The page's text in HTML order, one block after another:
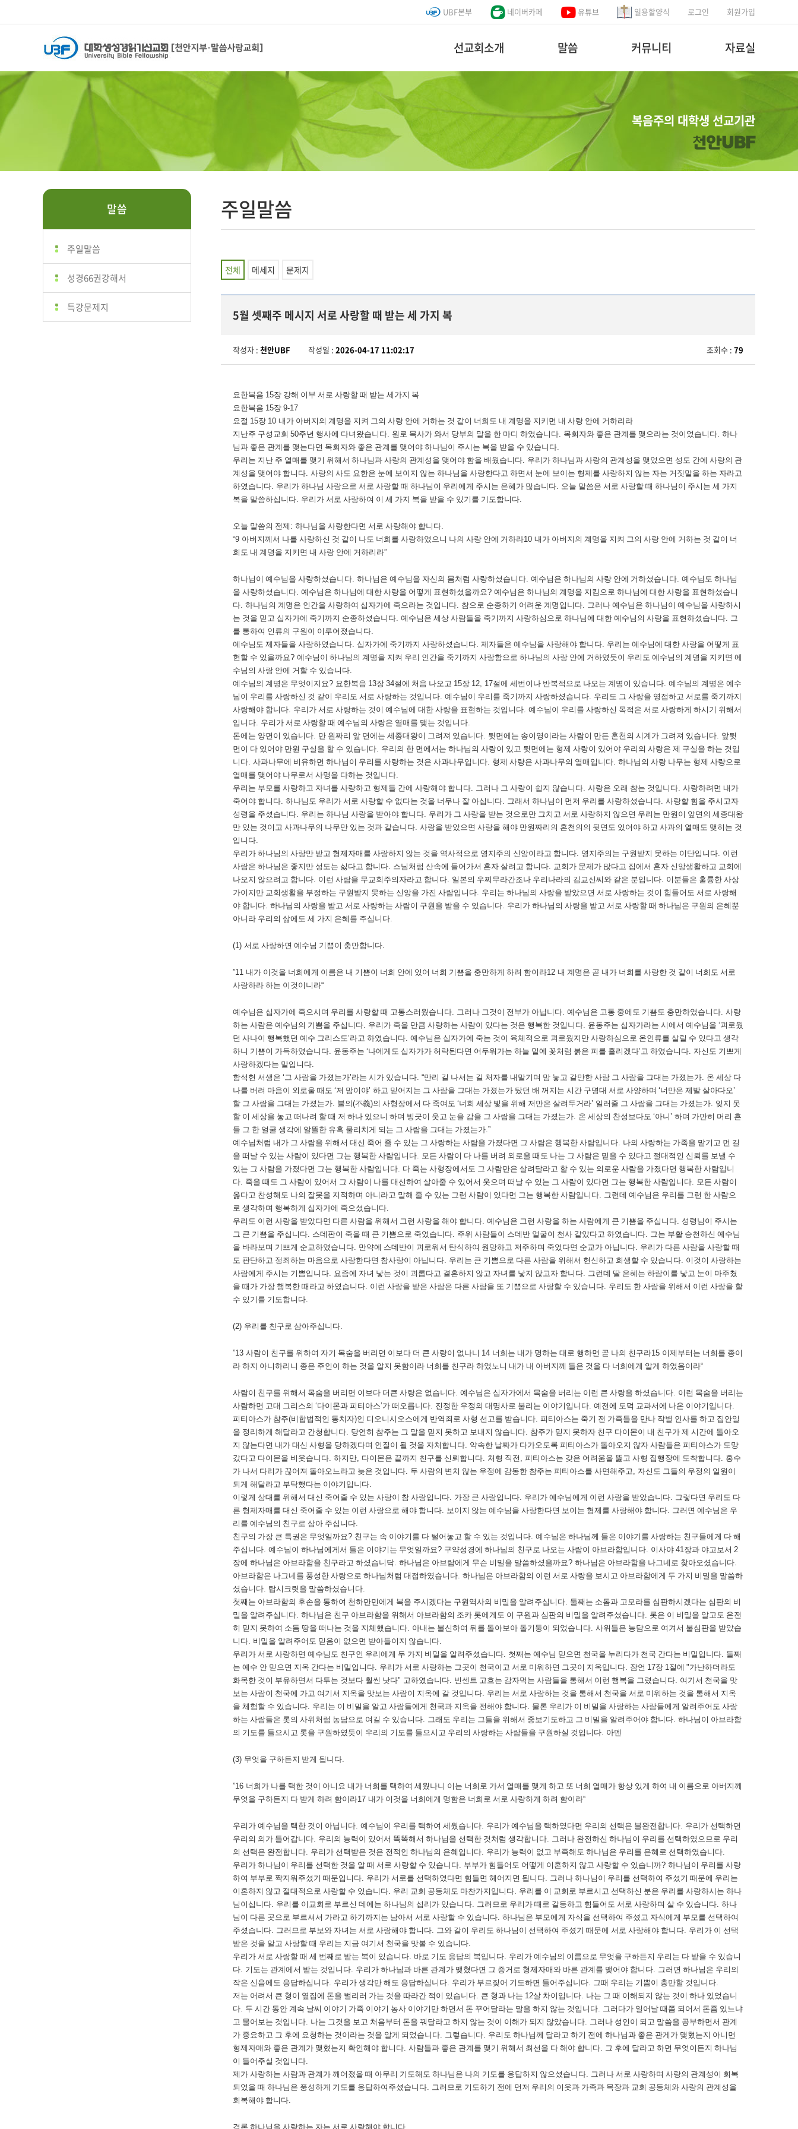
UBF본부 네이버카페 유튜브 일용할양식 로그인 회원가입
선교회소개 말씀 커뮤니티 자료실
복음주의 대학생 선교기관
천안UBF
말씀
주일말씀
성경66권강해서
특강문제지
주일말씀
전체 메세지 문제지
5월 셋째주 메시지 서로 사랑할 때 받는 세 가지 복
작성자 : 천안UBF 작성일 : 2026-04-17 11:02:17 조회수 : 79
요한복음 15장 강해 이부 서로 사랑할 때 받는 세가지 복
요한복음 15장 9-17
요절 15장 10 내가 아버지의 계명을 지켜 그의 사랑 안에 거하는 것 같이 너희도 내 계명을 지키면 내 사랑 안에 거하리라
지난주 구성교회 50주년 행사에 다녀왔습니다. 원로 목사가 와서 당부의 말을 한 마디 하였습니다. 목회자와 좋은 관계를 맺으라는 것이었습니다. 하나
님과 좋은 관계를 맺는다면 목회자와 좋은 관계를 맺어야 하나님이 주시는 복을 받을 수 있습니다.
우리는 지난 주 열매를 맺기 위해서 하나님과 사랑의 관계성을 맺어야 함을 배웠습니다. 우리가 하나님과 사랑의 관계성을 맺었으면 성도 간에 사랑의 관
계성을 맺어야 합니다. 사랑의 사도 요한은 눈에 보이지 않는 하나님을 사랑한다고 하면서 눈에 보이는 형제를 사랑하지 않는 자는 거짓말을 하는 자라고
하였습니다. 우리가 하나님 사랑으로 서로 사랑할 때 하나님이 우리에게 주시는 은혜가 많습니다. 오늘 말씀은 서로 사랑할 때 하나님이 주시는 세 가지
복을 말씀하십니다. 우리가 서로 사랑하여 이 세 가지 복을 받을 수 있기를 기도합니다.
오늘 말씀의 전제 : 하나님을 사랑한다면 서로 사랑해야 합니다.
“9 아버지께서 나를 사랑하신 것 같이 나도 너희를 사랑하였으니 나의 사랑 안에 거하라10 내가 아버지의 계명을 지켜 그의 사랑 안에 거하는 것 같이 너
희도 내 계명을 지키면 내 사랑 안에 거하리라”
하나님이 예수님을 사랑하셨습니다. 하나님은 예수님을 자신의 몸처럼 사랑하셨습니다. 예수님은 하나님의 사랑 안에 거하셨습니다. 예수님도 하나님
을 사랑하셨습니다. 예수님은 하나님에 대한 사랑을 어떻게 표현하셨을까요? 예수님은 하나님의 계명을 지킴으로 하나님에 대한 사랑을 표현하셨습니
다. 하나님의 계명은 인간을 사랑하여 십자가에 죽으라는 것입니다. 참으로 순종하기 어려운 계명입니다. 그러나 예수님은 하나님이 예수님을 사랑하시
는 것을 믿고 십자가에 죽기까지 순종하셨습니다. 예수님은 세상 사람들을 죽기까지 사랑하심으로 하나님에 대한 예수님의 사랑을 표현하셨습니다. 그
를 통하여 인류의 구원이 이루어졌습니다.
예수님도 제자들을 사랑하였습니다. 십자가에 죽기까지 사랑하셨습니다. 제자들은 예수님을 사랑해야 합니다. 우리는 예수님에 대한 사랑을 어떻게 표
현할 수 있을까요? 예수님이 하나님의 계명을 지켜 우리 인간을 죽기까지 사랑함으로 하나님의 사랑 안에 거하였듯이 우리도 예수님의 계명을 지키면 에
수님의 사랑 안에 거할 수 있습니다.
예수님의 계명은 무엇이지요? 요한복음 13장 34절에 처음 나오고 15장 12, 17절에 세번이나 반복적으로 나오는 계명이 있습니다. 예수님의 계명은 예수
님이 우리를 사랑하신 것 같이 우리도 서로 사랑하는 것입니다. 예수님이 우리를 죽기까지 사랑하셨습니다. 우리도 그 사랑을 영접하고 서로를 죽기까지
사랑해야 합니다. 우리가 서로 사랑하는 것이 예수님에 대한 사랑을 표현하는 것입니다. 예수님이 우리를 사랑하신 목적은 서로 사랑하게 하시기 위해서
입니다. 우리가 서로 사랑할 때 예수님의 사랑은 열매를 맺는 것입니다.
돈에는 양면이 있습니다. 만 원짜리 앞 면에는 세종대왕이 그려져 있습니다. 뒷면에는 송이영이라는 사람이 만든 혼천의 시계가 그려져 있습니다. 앞뒷
면이 다 있어야 만원 구실을 할 수 있습니다. 우리의 한 면에서는 하나님의 사랑이 있고 뒷면에는 형제 사랑이 있어야 우리의 사랑은 제 구실을 하는 것입
니다. 사과나무에 비유하면 하나님이 우리를 사랑하는 것은 사과나무입니다. 형제 사랑은 사과나무의 열매입니다. 하나님의 사랑 나무는 형제 사랑으로
열매를 맺어야 나무로서 사명을 다하는 것입니다.
우리는 부모를 사랑하고 자녀를 사랑하고 형제들 간에 사랑해야 합니다. 그러나 그 사랑이 쉽지 않습니다. 사랑은 오래 참는 것입니다. 사랑하려면 내가
죽어야 합니다. 하나님도 우리가 서로 사랑할 수 없다는 것을 너무나 잘 아십니다. 그래서 하나님이 먼저 우리를 사랑하셨습니다. 사랑할 힘을 주시고자
성령을 주셨습니다. 우리는 하나님 사랑을 받아야 합니다. 우리가 그 사랑을 받는 것으로만 그치고 서로 사랑하지 않으면 우리는 만원이 앞면의 세종대왕
만 있는 것이고 사과나무의 나무만 있는 것과 같습니다. 사랑을 받았으면 사랑을 해야 만원짜리의 혼천의의 뒷면도 있어야 하고 사과의 열매도 맺히는 것
입니다.
우리가 하나님의 사랑만 받고 형제자매를 사랑하지 않는 것을 역사적으로 영지주의 신앙이라고 합니다. 영지주의는 구원받지 못하는 이단입니다. 이런
사람은 하나님은 좋지만 성도는 싫다고 합니다. 스님처럼 산속에 들어가서 혼자 살려고 합니다. 교회가 문제가 많다고 집에서 혼자 신앙생활하고 교회에
나오지 않으려고 합니다. 이런 사람을 무교회주의자라고 합니다. 일본의 우찌무라간조나 우리나라의 김교신씨와 같은 분입니다. 이분들은 훌륭한 사상
가이지만 교회생활을 부정하는 구원받지 못하는 신앙을 가진 사람입니다. 우리는 하나님의 사랑을 받았으면 서로 사랑하는 것이 힘들어도 서로 사랑해
야 합니다. 하나님의 사랑을 받고 서로 사랑하는 사람이 구원을 받을 수 있습니다. 우리가 하나님의 사랑을 받고 서로 사랑할 때 하나님은 구원의 은혜뿐
아니라 우리의 삶에도 세 가지 은혜를 주십니다.
(1) 서로 사랑하면 예수님 기쁨이 충만합니다.
”11 내가 이것을 너희에게 이름은 내 기쁨이 너희 안에 있어 너희 기쁨을 충만하게 하려 함이라12 내 계명은 곧 내가 너희를 사랑한 것 같이 너희도 서로
사랑하라 하는 이것이니라“
예수님은 십자가에 죽으시며 우리를 사랑할 때 고통스러웠습니다. 그러나 그것이 전부가 아닙니다. 예수님은 고통 중에도 기쁨도 충만하였습니다. 사랑
하는 사람은 예수님의 기쁨을 주십니다. 우리가 죽을 만큼 사랑하는 사람이 있다는 것은 행복한 것입니다. 윤동주는 십자가라는 시에서 예수님을 ‘괴로웠
던 사나이 행복했던 예수 그리스도’라고 하였습니다. 예수님은 십자가에 죽는 것이 육체적으로 괴로웠지만 사랑하심으로 온인류를 살릴 수 있다고 생각
하니 기쁨이 가득하였습니다. 윤동주는 ‘나에게도 십자가가 허락된다면 어두워가는 하늘 밑에 꽃처럼 붉은 피를 흘리겠다’고 하였습니다. 자신도 기쁘게
사랑하겠다는 말입니다.
함석헌 서생은 ‘그 사람을 가졌는가’라는 시가 있습니다. “만리 길 나서는 길 처자를 내맡기며 맘 놓고 갈만한 사람 그 사람을 그대는 가졌는가. 온 세상 다
나를 버려 마음이 외로울 때도 ‘저 맘이야’ 하고 믿어지는 그 사람을 그대는 가졌는가 탔던 배 꺼지는 시간 구명대 서로 사양하며 ‘너만은 제발 살아다오’
할 그 사람을 그대는 가졌는가. 불의(不義)의 사형장에서 다 죽여도 ‘너희 세상 빛을 위해 저만은 살려두거라’ 일러줄 그 사람을 그대는 가졌는가. 잊지 못
할 이 세상을 놓고 떠나려 할 때 저 하나 있으니 하며 빙긋이 웃고 눈을 감을 그 사람을 그대는 가졌는가. 온 세상의 찬성보다도 ‘아니’ 하며 가만히 머리 흔
들 그 한 얼굴 생각에 알뜰한 유혹 물리치게 되는 그 사람을 그대는 가졌는가.”
예수님처럼 내가 그 사람을 위해서 대신 죽어 줄 수 있는 그 사랑하는 사람을 가졌다면 그 사람은 행복한 사람입니다. 나의 사랑하는 가족을 맡기고 먼 길
을 떠날 수 있는 사람이 있다면 그는 행복한 사람입니다. 모든 사람이 다 나를 버려 외로울 때도 나는 그 사람은 믿을 수 있다고 절대적인 신뢰를 보낼 수
있는 그 사람을 가졌다면 그는 행복한 사람입니다. 다 죽는 사형장에서도 그 사람만은 살려달라고 할 수 있는 의로운 사람을 가졌다면 행복한 사람입니
다. 죽을 때도 그 사람이 있어서 그 사람이 나를 대신하여 살아줄 수 있어서 웃으며 떠날 수 있는 그 사람이 있다면 그는 행복한 사람입니다. 모든 사람이
옳다고 찬성해도 나의 잘못을 지적하며 아니라고 말해 줄 수 있는 그런 사람이 있다면 그는 행복한 사람입니다. 그런데 예수님은 우리를 그런 한 사람으
로 생각하며 행복하게 십자가에 죽으셨습니다.
우리도 이런 사랑을 받았다면 다른 사람을 위해서 그런 사랑을 해야 합니다. 예수님은 그런 사랑을 하는 사람에게 큰 기쁨을 주십니다. 성령님이 주시는
그 큰 기쁨을 주십니다. 스데판이 죽을 때 큰 기쁨으로 죽었습니다. 주위 사람들이 스데반 얼굴이 천사 같았다고 하였습니다. 그는 부활 승천하신 예수님
을 바라보며 기쁘게 순교하였습니다. 만약에 스데반이 괴로워서 탄식하여 원망하고 저주하며 죽었다면 순교가 아닙니다. 우리가 다른 사람을 사랑할 때
도 판단하고 정죄하는 마음으로 사랑한다면 참사랑이 아닙니다. 우리는 큰 기쁨으로 다른 사람을 위해서 헌신하고 희생할 수 있습니다. 이것이 사랑하는
사람에게 주시는 기쁨입니다. 요즘에 자녀 낳는 것이 괴롭다고 결혼하지 않고 자녀를 낳지 않고자 합니다. 그런데 딸 은혜는 하람이를 낳고 눈이 마주쳤
을 때가 가장 행복한 때라고 하였습니다. 이런 사랑을 받은 사람은 다른 사람을 또 기쁨으로 사랑할 수 있습니다. 우리도 한 사람을 위해서 이런 사랑을 할
수 있기를 기도합니다.
(2) 우리를 친구로 삼아주십니다.
”13 사람이 친구를 위하여 자기 목숨을 버리면 이보다 더 큰 사랑이 없나니 14 너희는 내가 명하는 대로 행하면 곧 나의 친구라15 이제부터는 너희를 종이
라 하지 아니하리니 종은 주인이 하는 것을 알지 못함이라 너희를 친구라 하였노니 내가 내 아버지께 들은 것을 다 너희에게 알게 하였음이라“
사람이 친구를 위해서 목숨을 버리면 이보다 더큰 사랑은 없습니다. 예수님은 십자가에서 목숨을 버리는 이런 큰 사랑을 하셨습니다. 이런 목숨을 버리는
사람하면 고대 그리스의 ‘다이몬과 피티아스’가 떠오릅니다. 진정한 우정의 대명사로 불리는 이야기입니다. 예전에 도덕 교과서에 나온 이야기입니다.
피티아스가 참주(비합법적인 통치자)인 디오니시오스에게 반역죄로 사형 선고를 받습니다. 피티아스는 죽기 전 가족들을 만나 작별 인사를 하고 집안일
을 정리하게 해달라고 간청합니다. 당연히 참주는 그 말을 믿지 못하고 보내지 않습니다. 참주가 믿지 못하자 친구 다이몬이 내 친구가 제 시간에 돌아오
지 않는다면 내가 대신 사형을 당하겠다며 인질이 될 것을 자처합니다. 약속한 날짜가 다가오도록 피티아스가 돌아오지 않자 사람들은 피티아스가 도망
갔다고 다이몬을 비웃습니다. 하지만, 다이몬은 끝까지 친구를 신뢰합니다. 처형 직전 , 피티아스는 갖은 어려움을 뚫고 사형 집행장에 도착합니다. 홍수
가 나서 다리가 끊어져 돌아오느라고 늦은 것입니다. 두 사람의 변치 않는 우정에 감동한 참주는 피티아스를 사면해주고, 자신도 그들의 우정의 일원이
되게 해달라고 부탁했다는 이야기입니다.
이렇게 상대를 위해서 대신 죽어줄 수 있는 사랑이 참 사랑입니다. 가장 큰 사랑입니다. 우리가 예수님에게 이런 사랑을 받았습니다. 그렇다면 우리도 다
른 형제자매를 대신 죽어줄 수 있는 이런 사랑으로 해야 합니다. 보이지 않는 예수님을 사랑한다면 보이는 형제를 사랑해야 합니다. 그러면 예수님은 우
리를 예수님의 친구로 삼아 주십니다.
친구의 가장 큰 특권은 무엇일까요? 친구는 속 이야기를 다 털어놓고 할 수 있는 것입니다. 예수님은 하나님께 들은 이야기를 사랑하는 친구들에게 다 해
주십니다. 예수님이 하나님에게서 들은 이야기는 무엇일까요? 구약성경에 하나님의 친구로 나오는 사람이 아브라함입니다. 이사야 41장과 야고보서 2
장에 하나님은 아브라함을 친구라고 하셨습니닥. 하나님은 아브람에게 무슨 비밀을 말씀하셨을까요? 하나님은 아브라함을 나그네로 찾아오셨습니다.
아브라함은 나그네를 풍성한 사랑으로 하나님처럼 대접하였습니다. 하나님은 아브라함의 이런 서로 사랑을 보시고 아브라함에게 두 가지 비밀을 말씀하
셨습니다. 탑시크릿을 말씀하셨습니다.
첫째는 아브라함의 후손을 통하여 천하만민에게 복을 주시겠다는 구원역사의 비밀을 알려주십니다. 둘째는 소돔과 고모라를 심판하시겠다는 심판의 비
밀을 알려주십니다. 하나님은 친구 아브라함을 위해서 아브라함의 조카 롯에게도 이 구원과 심판의 비밀을 알려주셨습니다. 롯은 이 비밀을 알고도 온전
히 믿지 못하여 소돔 땅을 떠나는 것을 지체했습니다. 아내는 불신하여 뒤를 돌아보아 돌기둥이 되었습니다. 사위들은 농담으로 여겨서 불심판을 받았습
니다. 비밀을 알려주어도 믿음이 없으면 받아들이지 않습니다.
우리가 서로 사랑하면 예수님도 친구인 우리에게 두 가지 비밀을 알려주셨습니다. 첫째는 예수님 믿으면 천국을 누리다가 천국 간다는 비밀입니다. 둘째
는 예수 안 믿으면 지옥 간다는 비밀입니다. 우리가 서로 사랑하는 그곳이 천국이고 서로 미워하면 그곳이 지옥입니다. 잠언 17장 1절에 "가난하더라도
화목한 것이 부유하면서 다투는 것보다 훨씬 낫다" 고하였습니다. 빈센트 고흐는 감자먹는 사람들을 통해서 이런 행복을 그렸습니다. 여기서 천국을 맛
보는 사람이 천국에 가고 여기서 지옥을 맛보는 사람이 지옥에 갈 것입니다. 우리는 서로 사랑하는 것을 통해서 천국을 서로 미워하는 것을 통해서 지옥
을 체험할 수 있습니다. 우리는 이 비밀을 알고 사람들에게 천국과 지옥을 전해야 합니다. 물론 우리가 이 비밀을 사랑하는 사람들에게 알려주어도 사랑
하는 사람들은 롯의 사위처럼 농담으로 여길 수 있습니다. 그래도 우리는 그들을 위해서 중보기도하고 그 비밀을 알려주어야 합니다. 하나님이 아브라함
의 기도를 들으시고 롯을 구원하였듯이 우리의 기도를 들으시고 우리의 사랑하는 사람들을 구원하실 것입니다. 아멘
(3) 무엇을 구하든지 받게 됩니다.
”16 너희가 나를 택한 것이 아니요 내가 너희를 택하여 세웠나니 이는 너희로 가서 열매를 맺게 하고 또 너희 열매가 항상 있게 하여 내 이름으로 아버지께
무엇을 구하든지 다 받게 하려 함이라17 내가 이것을 너희에게 명함은 너희로 서로 사랑하게 하려 함이라“
우리가 예수님을 택한 것이 아닙니다. 예수님이 우리를 택하여 세웠습니다. 우리가 예수님을 택하였다면 우리의 선택은 불완전합니다. 우리가 선택하면
우리의 의가 들어갑니다. 우리의 능력이 있어서 똑똑해서 하나님을 선택한 것처럼 생각합니다. 그러나 완전하신 하나님이 우리를 선택하였으므로 우리
의 선택은 완전합니다. 우리가 선택받은 것은 전적인 하나님의 은혜입니다. 우리가 능력이 없고 부족해도 하나님은 우리를 은혜로 선택하였습니다.
우리가 하나님이 우리를 선택한 것을 알 때 서로 사랑할 수 있습니다. 부부가 힘들어도 어떻게 이혼하지 않고 사랑할 수 있습니까? 하나님이 우리를 사랑
하여 부부로 짝지워주셨기 때문입니다. 우리가 서로를 선택하였다면 힘들면 헤어지면 됩니다. 그러나 하나님이 우리를 선택하여 주셨기 때문에 우리는
이혼하지 않고 절대적으로 사랑할 수 있습니다. 우리 교회 공동체도 마찬가지입니다. 우리를 이 교회로 부르시고 선택하신 분은 우리를 사랑하시는 하나
님이십니다. 우리를 이교회로 부르신 데에는 하나님의 섭리가 있습니다. 그러므로 우리가 때로 갈등하고 힘들어도 서로 사랑하며 살 수 있습니다. 하나
님이 다른 곳으로 부르셔서 가라고 하기까지는 남아서 서로 사랑할 수 있습니다. 하나님은 부모에게 자식을 선택하여 주셨고 자식에게 부모를 선택하여
주셨습니다. 그러므로 부보와 자녀는 서로 사랑해야 합니다. 그와 같이 우리도 하나님이 선택하여 주셨기 때문에 서로 사랑해야 합니다. 우리가 이 선택
받은 것을 알고 사랑할 때 우리는 지금 여기서 천국을 맛볼 수 있습니다.
우리가 서로 사랑할 때 세 번째로 받는 복이 있습니다. 바로 기도 응답의 복입니다. 우리가 예수님의 이름으로 무엇을 구하든지 우리는 다 받을 수 있습니
다. 기도는 관계에서 받는 것입니다. 우리가 하나님과 바른 관계가 맺혔다면 그 증거로 형제자매와 바른 관계를 맺어야 합니다. 그러면 하나님은 우리의
작은 신음에도 응답하십니다. 우리가 생각만 해도 응답하십니다. 우리가 부르짖어 기도하면 들어주십니다. 그때 우리는 기쁨이 충만할 것입니다.
저는 어려서 큰 형이 옆집에 돈을 벌리러 가는 것을 따라간 적이 있습니다. 큰 형과 나는 12살 차이입니다. 나는 그 때 이해되지 않는 것이 하나 있었습니
다. 두 시간 동안 계속 날씨 이야기 가족 이야기 농사 이야기만 하면서 돈 꾸어달라는 말을 하지 않는 것입니다. 그러다가 일어날 때쯤 되어서 돈좀 있느냐
고 물어보는 것입니다. 나는 그것을 보고 처음부터 돈을 꿔달라고 하지 않는 것이 이해가 되지 않았습니다. 그러나 성인이 되고 말씀을 공부하면서 관계
가 중요하고 그 후에 요청하는 것이라는 것을 알게 되었습니다. 그렇습니다. 우리도 하나님께 달라고 하기 전에 하나님과 좋은 관게가 맺혔는지 아니면
형제자매와 좋은 관계가 맺혔는지 확인해야 합니다. 사람들과 좋은 관계를 맺기 위해서 최선을 다 해야 합니다. 그 후에 달라고 하면 무엇이든지 하나님
이 들어주실 것입니다.
제가 사랑하는 사람과 관계가 깨어졌을 때 아무리 기도해도 하나님은 나의 기도를 응답하지 않으셨습니다. 그러나 서로 사랑하며 사랑의 관계성이 회복
되었을 때 하나님은 풍성하게 기도를 응답하여주셨습니다. 그러므로 기도하기 전에 먼저 우리의 이웃과 가족과 목장과 교회 공동체와 사랑의 관계성을
회복해야 합니다.
결론 하나님을 사랑하는 자는 서로 사랑해야 합니다